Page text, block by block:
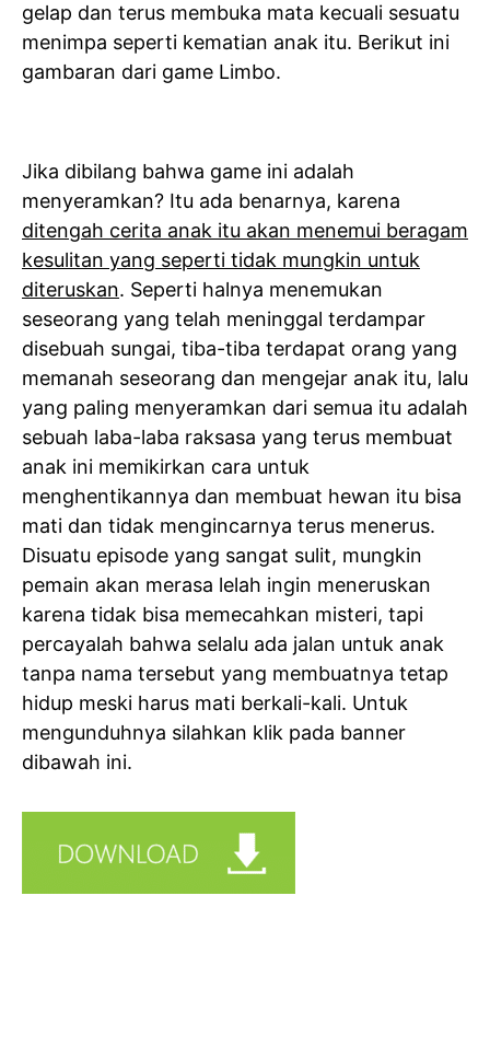
gelap dan terus membuka mata kecuali sesuatu
menimpa seperti kematian anak itu. Berikut ini
gambaran dari game Limbo.
Jika dibilang bahwa game ini adalah
menyeramkan? Itu ada benarnya, karena
ditengah cerita anak itu akan menemui beragam
kesulitan yang seperti tidak mungkin untuk
diteruskan. Seperti halnya menemukan
seseorang yang telah meninggal terdampar
disebuah sungai, tiba-tiba terdapat orang yang
memanah seseorang dan mengejar anak itu, lalu
yang paling menyeramkan dari semua itu adalah
sebuah laba-laba raksasa yang terus membuat
anak ini memikirkan cara untuk
menghentikannya dan membuat hewan itu bisa
mati dan tidak mengincarnya terus menerus.
Disuatu episode yang sangat sulit, mungkin
pemain akan merasa lelah ingin meneruskan
karena tidak bisa memecahkan misteri, tapi
percayalah bahwa selalu ada jalan untuk anak
tanpa nama tersebut yang membuatnya tetap
hidup meski harus mati berkali-kali. Untuk
mengunduhnya silahkan klik pada banner
dibawah ini.